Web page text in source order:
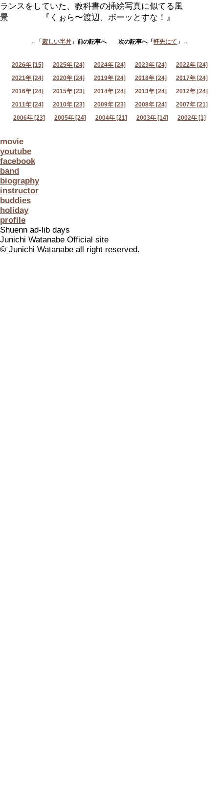
ランスをしていた、教科書の挿絵写真に似てる風
景 『くぉら〜渡辺、ボーッとすな！』
←「 寂しい半丼 」前の記事へ 次の記事へ「 軒先にて 」→
2026年 [15] 2025年 [24] 2024年 [24] 2023年 [24]
2022年 [24]
2021年 [24]
2020年 [24] 2019年 [24] 2018年 [24]
2017年 [24]
2016年 [24]
2015年 [23] 2014年 [24] 2013年 [24]
2012年 [24]
2011年 [24]
2010年 [23] 2009年 [23] 2008年 [24]
2007年 [21]
2006年 [23]
2005年 [24] 2004年 [21] 2003年 [14] 2002年 [1]
movie
youtube
facebook
band
biography
instructor
buddies
holiday
profile
Shuenn ad-lib days
Junichi Watanabe Official site
© Junichi Watanabe all right reserved.